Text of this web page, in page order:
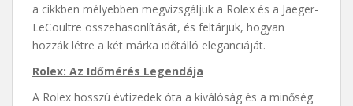
a cikkben mélyebben megvizsgáljuk a Rolex és a Jaeger-
LeCoultre összehasonlítását, és feltárjuk, hogyan
hozzák létre a két márka időtálló eleganciáját.
Rolex: Az Időmérés Legendája
A Rolex hosszú évtizedek óta a kiválóság és a minőség